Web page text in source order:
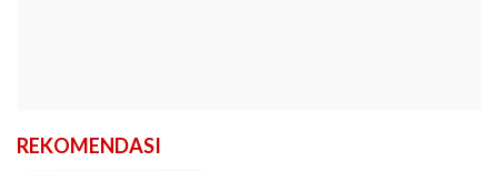
REKOMENDASI